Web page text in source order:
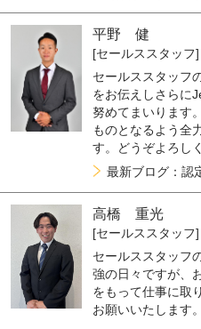
平野 健
[セールススタッフ]
セールススタッフ
をお伝えしさらに
努めてまいります
ものとなるよう全
す。どうぞよろし
最新ブログ：認
高橋 重光
[セールススタッフ]
セールススタッフ
強の日々ですが、
をもって仕事に取
お願いいたします。